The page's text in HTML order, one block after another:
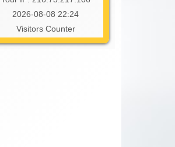
2026-08-08 22:24
Visitors Counter